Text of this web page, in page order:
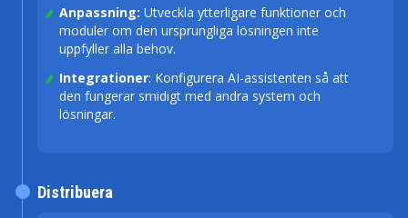
Anpassning: Utveckla ytterligare funktioner och
moduler om den ursprungliga lösningen inte
uppfyller alla behov.
Integrationer: Konfigurera AI-assistenten så att
den fungerar smidigt med andra system och
lösningar.
Distribuera